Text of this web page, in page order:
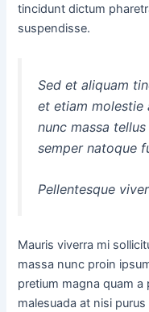
tincidunt dictum
suspendisse.
Sed et aliquam
et etiam molestie
nunc massa
semper natoque
Pellentesque
Mauris viverra mi
massa nunc proin
pretium magna quam
malesuada at nisi